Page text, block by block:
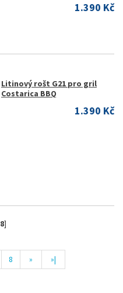
1.390 Kč
Litinový rošt G21 pro gril
Costarica BBQ
1.390 Kč
8]
8 » »|